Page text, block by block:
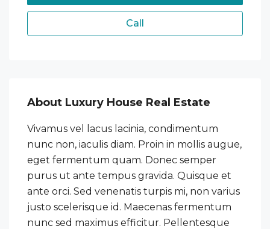
Call
About Luxury House Real Estate
Vivamus vel lacus lacinia, condimentum
nunc non, iaculis diam. Proin in mollis augue,
eget fermentum quam. Donec semper
purus ut ante tempus gravida. Quisque et
ante orci. Sed venenatis turpis mi, non varius
justo scelerisque id. Maecenas fermentum
nunc sed maximus efficitur. Pellentesque